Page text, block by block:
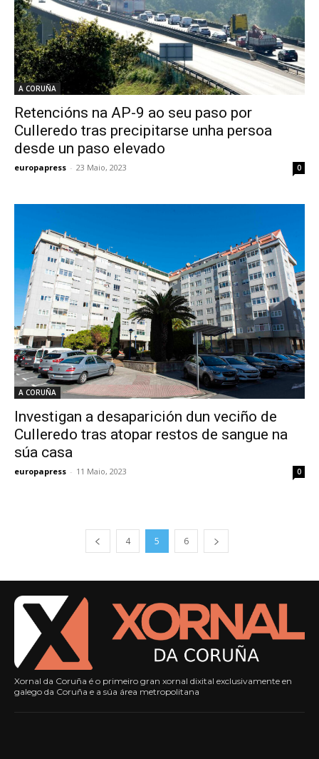
A CORUÑA
Retencións na AP-9 ao seu paso por
Culleredo tras precipitarse unha persoa
desde un paso elevado
europapress - 23 Maio, 2023 0
A CORUÑA
Investigan a desaparición dun veciño de
Culleredo tras atopar restos de sangue na
súa casa
europapress - 11 Maio, 2023 0
4 5 6
Xornal da Coruña é o primeiro gran xornal dixital exclusivamente en
galego da Coruña e a súa área metropolitana